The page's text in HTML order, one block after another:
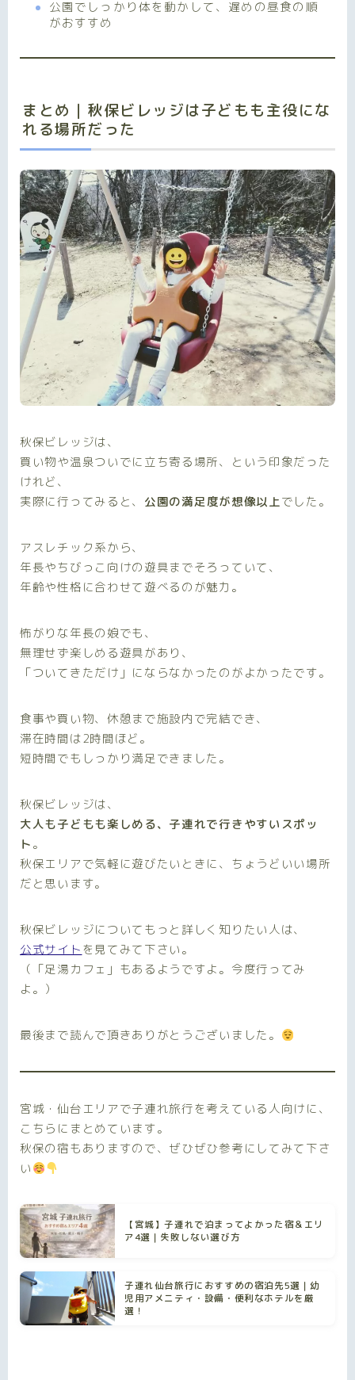
公園でしっかり体を動かして、遅めの昼食の順
がおすすめ
まとめ｜秋保ビレッジは子どもも主役にな
れる場所だった
秋保ビレッジは、
買い物や温泉ついでに立ち寄る場所、という印象だった
けれど、
実際に行ってみると、 公園の満足度が想像以上でした。
アスレチック系から、
年長やちびっこ向けの遊具までそろっていて、
年齢や性格に合わせて遊べるのが魅力。
怖がりな年長の娘でも、
無理せず楽しめる遊具があり、
「ついてきただけ」にならなかったのがよかったです。
食事や買い物、休憩まで施設内で完結でき、
滞在時間は2時間ほど。
短時間でもしっかり満足できました。
秋保ビレッジは、
大人も子どもも楽しめる、子連れで行きやすいスポッ
ト。
秋保エリアで気軽に遊びたいときに、ちょうどいい場所
だと思います。
秋保ビレッジについてもっと詳しく知りたい人は、
公式サイトを見てみて下さい。
（「足湯カフェ」もあるようですよ。今度行ってみ
よ。）
最後まで読んで頂きありがとうございました。
宮城・仙台エリアで子連れ旅行を考えている人向けに、
こちらにまとめています。
秋保の宿もありますので、ぜひぜひ参考にしてみて下さ
い
【宮城】子連れで泊まってよかった宿＆エリ
ア4選｜失敗しない選び方
子連れ仙台旅行におすすめの宿泊先5選｜幼
児用アメニティ・設備・便利なホテルを厳
選！